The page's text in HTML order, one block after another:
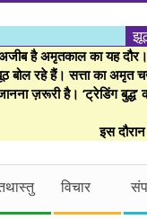
है अमृतकाल का यह
बोल रहे हैं। सत्ता का अमृत
ज़रूरी है। ‘ट्रेडिंग
इस
विचार